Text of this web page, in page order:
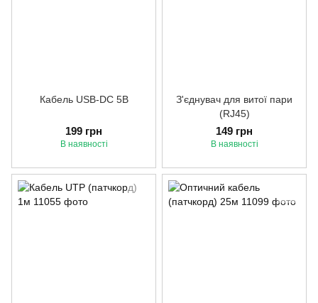
Кабель USB-DC 5В
199 грн
В наявності
З'єднувач для витої пари
(RJ45)
149 грн
В наявності